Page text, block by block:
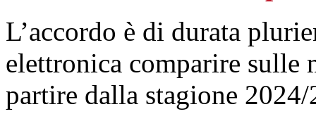
L’accordo è di durata
elettronica comparire sulle
partire dalla stagione 2024/